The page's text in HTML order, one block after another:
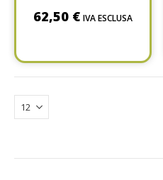
62,50 € IVA ESCLUSA